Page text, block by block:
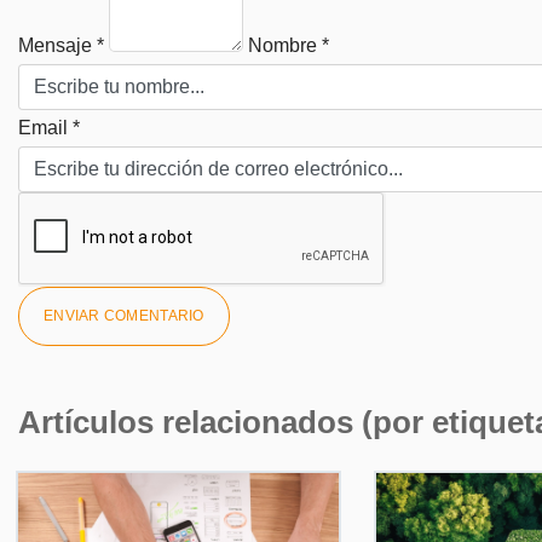
Mensaje * Nombre *
Email *
Artículos relacionados (por